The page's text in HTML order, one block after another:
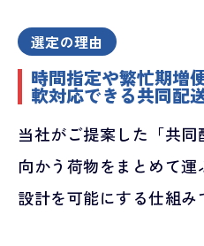
選定の理由
時間指定や繁忙期増
軟対応できる共同配
当社がご提案した「共
向かう荷物をまとめて
設計を可能にする仕組み